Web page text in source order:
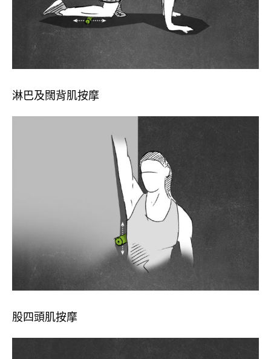
淋巴及闊背肌按摩
股四頭肌按摩